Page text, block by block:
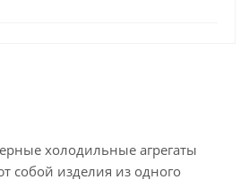
холодильные агрегаты
собой изделия из одного